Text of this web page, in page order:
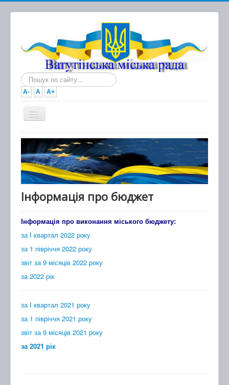
Пошук...
A- A A+
Головна
Новини
Документи
Міська рада
Про місто та громаду
Інформація про бюджет
Інформація про виконання міського бюджету:
за І квартал 2022 року
за 1 півріччя 2022 року
звіт за 9 місяців 2022 року
за 2022 рік
за І квартал 2021 року
за 1 півріччя 2021 року
звіт за 9 місяців 2021 року
за 2021 рік